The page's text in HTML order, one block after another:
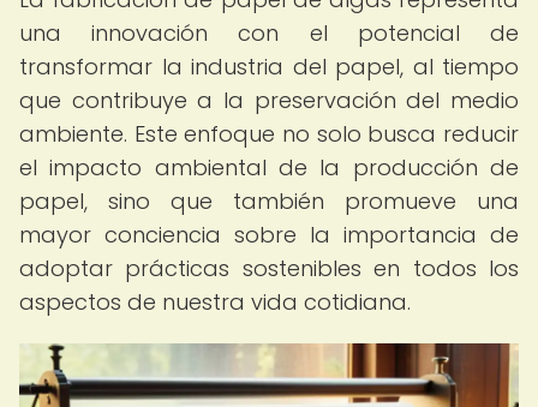
una innovación con el potencial de
transformar la industria del papel, al tiempo
que contribuye a la preservación del medio
ambiente. Este enfoque no solo busca reducir
el impacto ambiental de la producción de
papel, sino que también promueve una
mayor conciencia sobre la importancia de
adoptar prácticas sostenibles en todos los
aspectos de nuestra vida cotidiana.